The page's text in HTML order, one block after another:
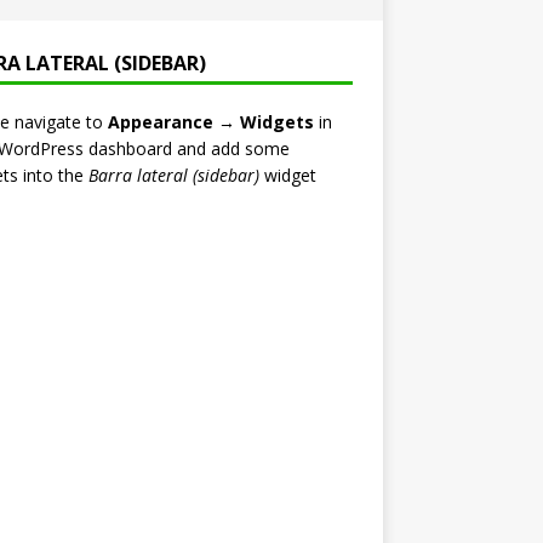
LATERAL (SIDEBAR)
navigate to Appearance → Widgets in
dashboard and add some
into the Barra lateral (sidebar)widget